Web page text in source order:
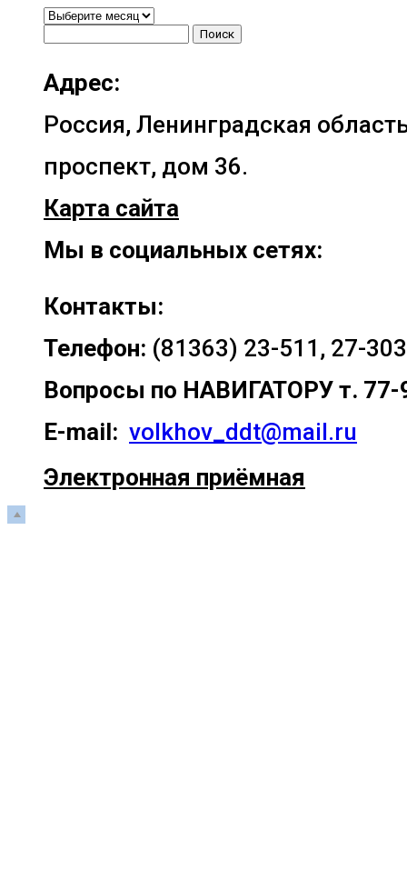
•Архивы•
Адрес:
Россия, Ленинградская
проспект, дом 36.
Карта сайта
Мы в социальных сетях:
Контакты:
Телефон: (81363) 23-511, 27-303
Вопросы по НАВИГАТОРУ т. 77-
E-mail: volkhov_ddt@mail.ru
Электронная приёмная